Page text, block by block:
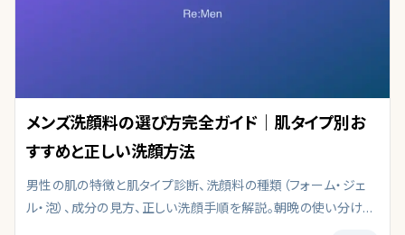
メンズ洗顔料の選び方完全ガイド｜肌タイプ別お
すすめと正しい洗顔方法
男性の肌の特徴と肌タイプ診断、洗顔料の種類（フォーム・ジェ
ル・泡）、成分の見方、正しい洗顔手順を解説。朝晩の使い分けも